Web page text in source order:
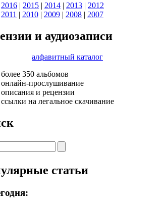
2016 | 2015 | 2014 | 2013 | 2012
2011 | 2010 | 2009 | 2008 | 2007
и аудиозаписи
алфавитный каталог
более 350 альбомов
онлайн-прослушивание
описания и рецензии
ссылки на легальное скачивание
статьи